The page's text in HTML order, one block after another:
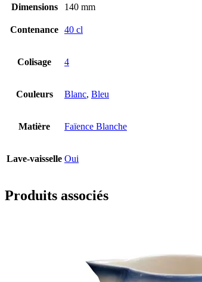
Dimensions
140 mm
Contenance 40 cl
Colisage 4
Couleurs Blanc, Bleu
Matière Faïence Blanche
Lave-vaisselle Oui
Produits associés